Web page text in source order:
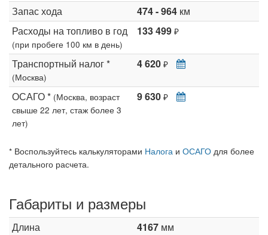
Запас хода 474 - 964 км
Расходы на топливо в год
(при пробеге 100 км в день)
133 499 ₽
Транспортный налог *
(Москва)
4 620 ₽
ОСАГО * (Москва, возраст
свыше 22 лет, стаж более 3
лет)
9 630 ₽
* Воспользуйтесь калькуляторами Налога и ОСАГО для более
детального расчета.
Габариты и размеры
Длина 4167 мм